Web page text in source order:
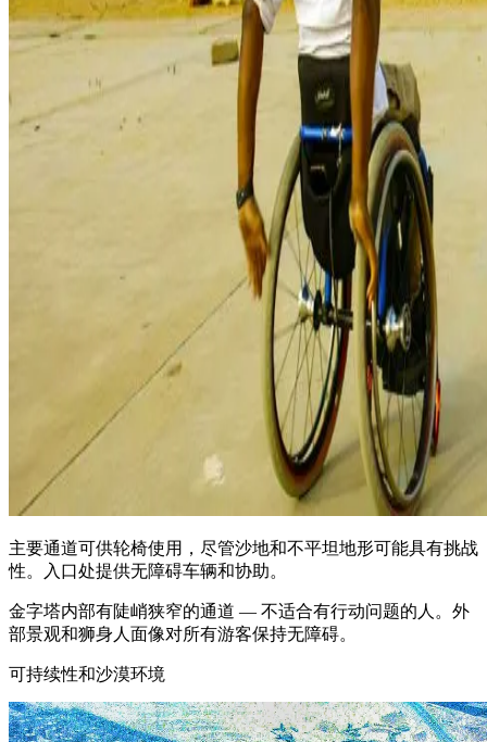
主要通道可供轮椅使用，尽管沙地和不平坦地形可能具有挑战
性。入口处提供无障碍车辆和协助。
金字塔内部有陡峭狭窄的通道 — 不适合有行动问题的人。外
部景观和狮身人面像对所有游客保持无障碍。
可持续性和沙漠环境